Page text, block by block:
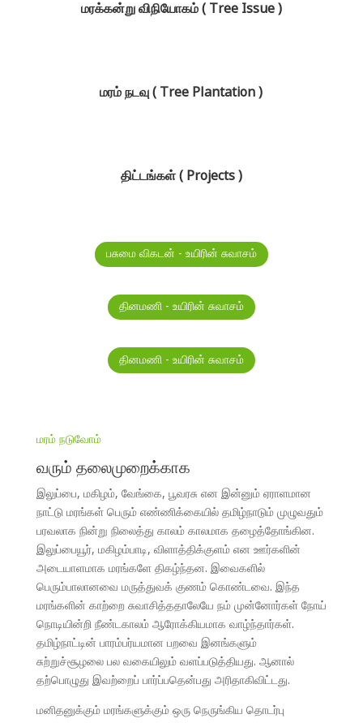
மரக்கன்று விநியோகம் ( Tree Issue )
மரம் நடவு ( Tree Plantation )
திட்டங்கள் ( Projects )
பசுமை விகடன் - உயிரின் சுவாசம்
தினமணி - உயிரின் சுவாசம்
தினமணி - உயிரின் சுவாசம்
மரம் நடுவோம்
வரும் தலைமுறைக்காக
இலுப்பை, மகிழம், வேங்கை, பூவரசு என இன்னும் ஏராளமான
நாட்டு மரங்கள் பெரும் எண்ணிக்கையில் தமிழ்நாடும் முழுவதும்
பரவலாக நின்று நிலைத்து காலம் காலமாக தழைத்தோங்கின.
இலுப்பையூர், மகிழம்பாடி, விளாத்திக்குளம் என ஊர்களின்
அடையாளமாக மரங்களே திகழ்ந்தன. இவைகளில்
பெரும்பாலானவை மருத்துவக் குணம் கொண்டவை. இந்த
மரங்களின் காற்றை சுவாசித்ததாலேயே நம் முன்னோர்கள் நோய்
நொடியின்றி நீண்டகாலம் ஆரோக்கியமாக வாழ்ந்தார்கள்.
தமிழ்நாட்டின் பாரம்பர்யமான பறவை இனங்களும்
சுற்றுச்சூழலை பல வகையிலும் வளப்படுத்தியது. ஆனால்
தற்பொழுது இவற்றைப் பார்ப்பதென்பது அரிதாகிவிட்டது.
மனிதனுக்கும் மரங்களுக்கும் ஒரு நெருங்கிய தொடர்பு